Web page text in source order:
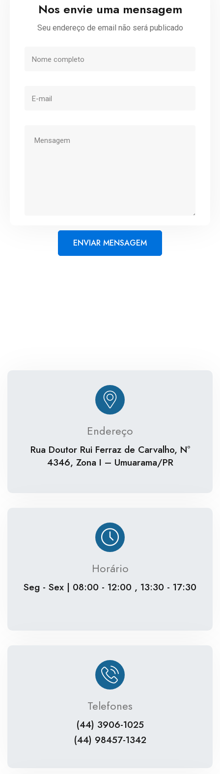
Nos envie uma mensagem
Seu endereço de email não será publicado
ENVIAR MENSAGEM
Endereço
Rua Doutor Rui Ferraz de Carvalho, Nº
4346, Zona I – Umuarama/PR
Horário
Seg - Sex | 08:00 - 12:00 , 13:30 - 17:30
Telefones
(44) 3906-1025
(44) 98457-1342